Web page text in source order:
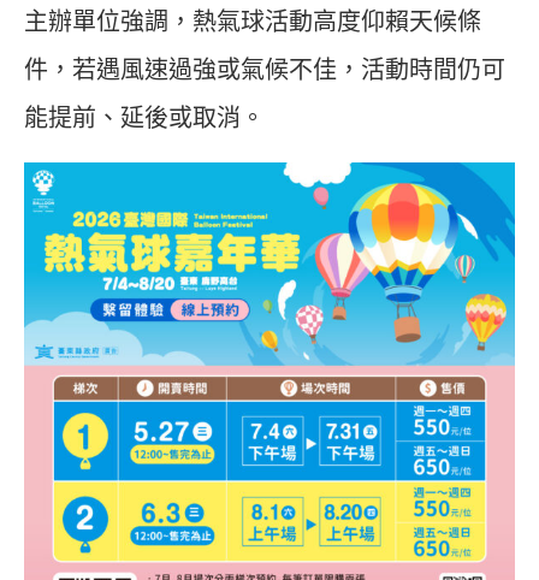
主辦單位強調，熱氣球活動高度仰賴天候條
件，若遇風速過強或氣候不佳，活動時間仍可
能提前、延後或取消。